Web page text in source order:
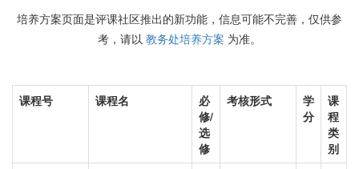
培养方案页面是评课社区推出的新功能，信息可能不完善，仅供参
考，请以 教务处培养方案 为准。
课程号 课程名
必
修/
选
修
考核形式
学
分
课
程
类
别